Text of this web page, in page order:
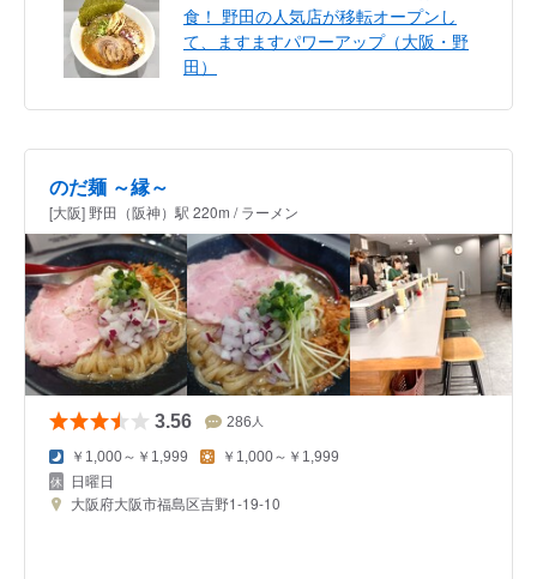
食！ 野田の人気店が移転オープンし
て、ますますパワーアップ（大阪・野
田）
のだ麺 ～縁～
[大阪] 野田（阪神）駅 220m / ラーメン
3.56 286 人
￥1,000～￥1,999 ￥1,000～￥1,999
日曜日
大阪府大阪市福島区吉野1-19-10